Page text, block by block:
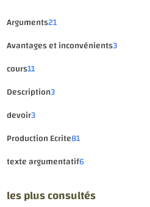
Arguments21
Avantages et inconvénients3
cours11
Description3
devoir3
Production Ecrite81
texte argumentatif6
les plus consultés